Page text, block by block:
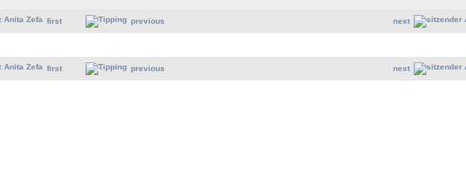
next
first previous
next
first previous